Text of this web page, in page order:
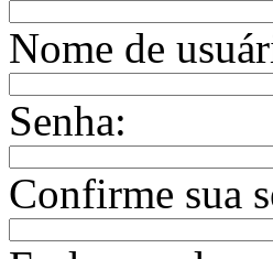
Nome de
Senha:
Confirme sua